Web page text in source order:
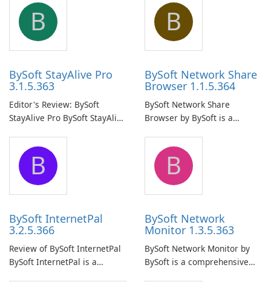
B
BySoft StayAlive Pro
3.1.5.363
Editor's Review: BySoft
StayAlive Pro BySoft StayAlive
application designed to
ensure the continuous and
uninterrupted operation of
your computer system.
B
BySoft Network Share
Browser 1.1.5.364
BySoft Network Share
Browser by BySoft is a
application that allows users
to easily browse and manage
shared folders on their
network.
B
BySoft InternetPal
3.2.5.366
Review of BySoft InternetPal
BySoft InternetPal is a
B
BySoft Network
Monitor 1.3.5.363
BySoft Network Monitor by
BySoft is a comprehensive